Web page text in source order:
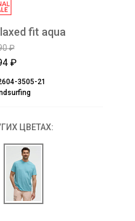
fit aqua
₽
₽
3505-21
ЦВЕТАХ: